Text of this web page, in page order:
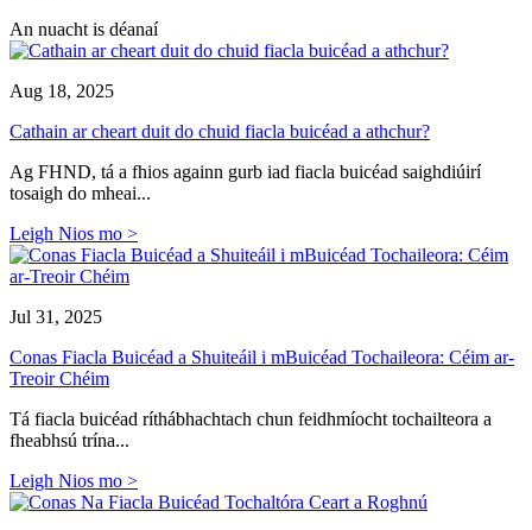
An nuacht is déanaí
Aug 18, 2025
Cathain ar cheart duit do chuid fiacla buicéad a athchur?
Ag FHND, tá a fhios againn gurb iad fiacla buicéad saighdiúirí
tosaigh do mheai...
Leigh Nios mo >
Jul 31, 2025
Conas Fiacla Buicéad a Shuiteáil i mBuicéad Tochaileora: Céim ar-
Treoir Chéim
Tá fiacla buicéad ríthábhachtach chun feidhmíocht tochailteora a
fheabhsú trína...
Leigh Nios mo >